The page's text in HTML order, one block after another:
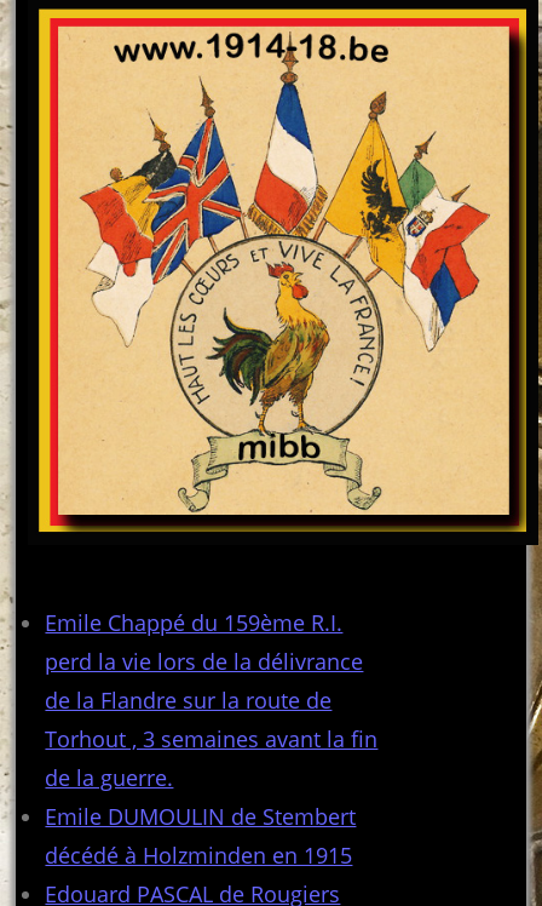
Emile Chappé du 159ème R.I.
perd la vie lors de la délivrance
de la Flandre sur la route de
Torhout , 3 semaines avant la fin
de la guerre.
Emile DUMOULIN de Stembert
décédé à Holzminden en 1915
Edouard PASCAL de Rougiers